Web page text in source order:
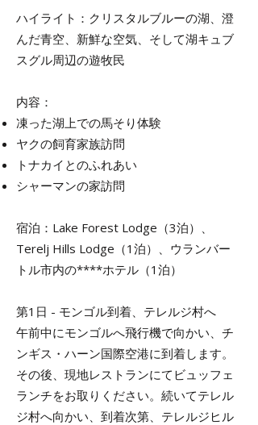
ハイライト：クリスタルブルーの湖、澄
んだ青空、新鮮な空気、そして湖キュブ
スグル周辺の遊牧民
内容：
凍った湖上での馬そり体験
ヤクの飼育家族訪問
トナカイとのふれあい
シャーマンの家訪問
宿泊：Lake Forest Lodge（3泊）、
Terelj Hills Lodge（1泊）、ウランバー
トル市内の****ホテル（1泊）
第1日 - モンゴル到着、テレルジ村へ
午前中にモンゴルへ飛行機で向かい、チ
ンギス・ハーン国際空港に到着します。
その後、現地レストランにてビュッフェ
ランチをお取りください。続いてテレル
ジ村へ向かい、到着次第、テレルジヒル